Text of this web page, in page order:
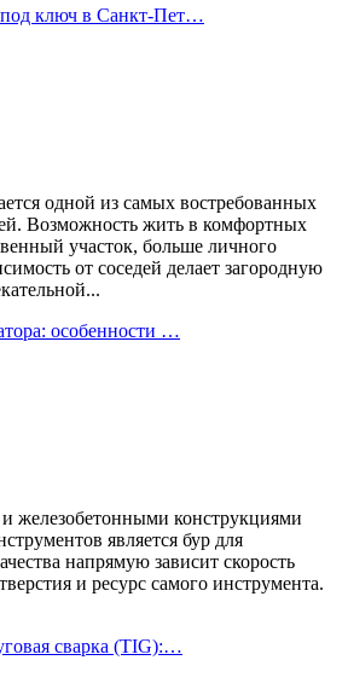
под ключ в Санкт-Пет…
одной из самых востребованных
Возможность жить в комфортных
участок, больше личного
от соседей делает загородную
особенности …
железобетонными конструкциями
является бур для
напрямую зависит скорость
и ресурс самого инструмента.
сварка (TIG):…